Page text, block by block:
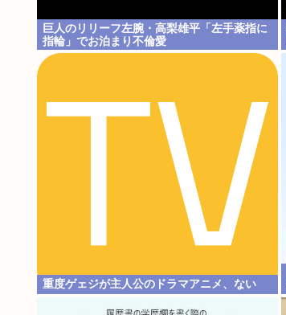
巨人のリリーフ左腕・高梨雄平「左手薬指に
指輪」でお泊まり不倫愛
重度ゲェジが主人公のドラマアニメ、ない